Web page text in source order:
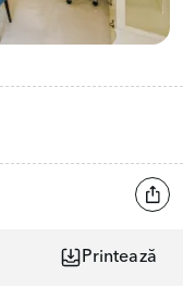
Printează